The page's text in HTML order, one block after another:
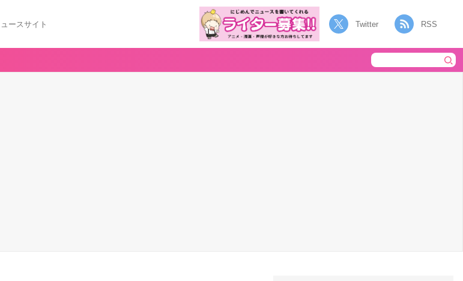
ースサイト Twitter RSS